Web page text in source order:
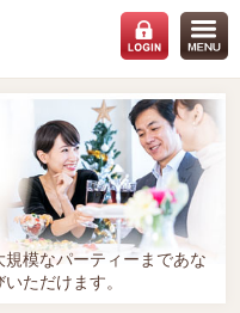
模なパーティーまであな
ただけます。